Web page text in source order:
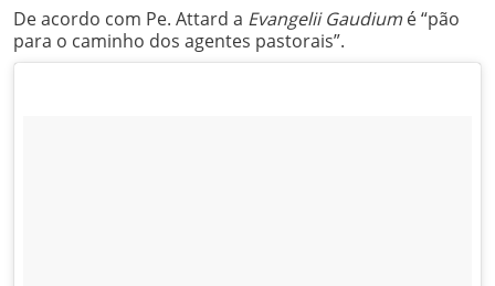
De acordo com Pe. Attard a Evangelii Gaudium é “pão
para o caminho dos agentes pastorais”.